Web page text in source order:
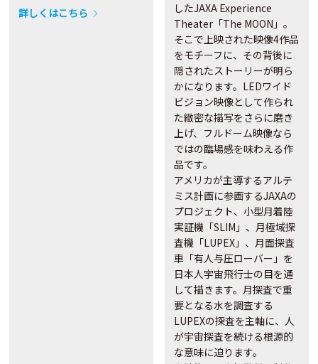
詳しくはこちら
したJAXA Experience
Theater「The MOON」。
そこで上映された映像4作品
をモチーフに、その背後に
隠されたストーリーが明ら
かになります。LEDワイド
ビジョン映像として作られ
た緻密な描写をさらに磨き
上げ、フルドーム映像なら
ではの臨場感を味わえる作
品です。
アメリカが主導するアルテ
ミス計画に参画するJAXAの
プロジェクト、小型月着陸
実証機「SLIM」、月極域探
査機「LUPEX」、月面探査
車「有人与圧ローバー」を
日本人宇宙飛行士の目を通
して描きます。月探査で重
要となる水を調査する
LUPEXの探査を主軸に、人
が宇宙探査を続ける根源的
な意味に迫ります。